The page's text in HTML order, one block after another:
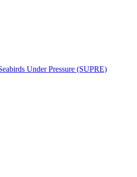
Under Pressure (SUPRE)